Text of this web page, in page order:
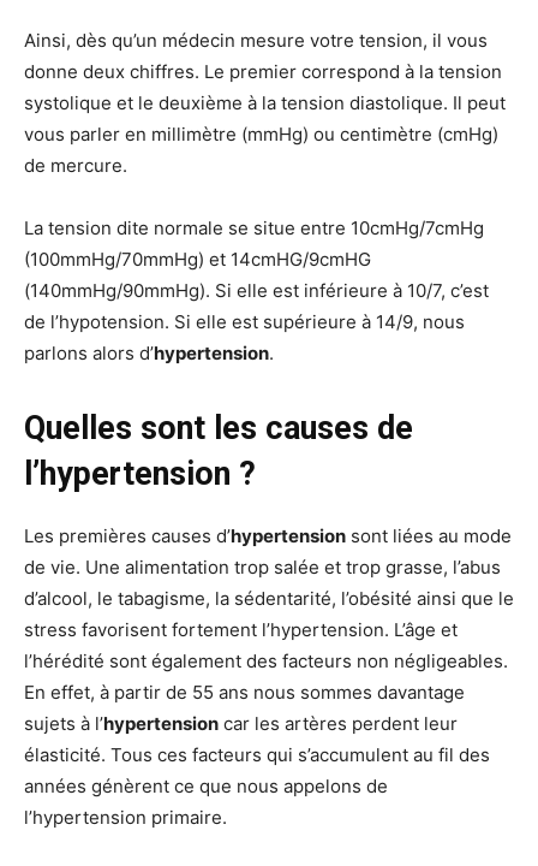
Ainsi, dès qu’un médecin mesure votre tension, il vous
donne deux chiffres. Le premier correspond à la tension
systolique et le deuxième à la tension diastolique. Il peut
vous parler en millimètre (mmHg) ou centimètre (cmHg)
de mercure.
La tension dite normale se situe entre 10cmHg/7cmHg
(100mmHg/70mmHg) et 14cmHG/9cmHG
(140mmHg/90mmHg). Si elle est inférieure à 10/7, c’est
de l’hypotension. Si elle est supérieure à 14/9, nous
parlons alors d’hypertension.
Quelles sont les causes de
l’hypertension ?
Les premières causes d’hypertension sont liées au mode
de vie. Une alimentation trop salée et trop grasse, l’abus
d’alcool, le tabagisme, la sédentarité, l’obésité ainsi que le
stress favorisent fortement l’hypertension. L’âge et
l’hérédité sont également des facteurs non négligeables.
En effet, à partir de 55 ans nous sommes davantage
sujets à l’hypertension car les artères perdent leur
élasticité. Tous ces facteurs qui s’accumulent au fil des
années génèrent ce que nous appelons de
l’hypertension primaire.